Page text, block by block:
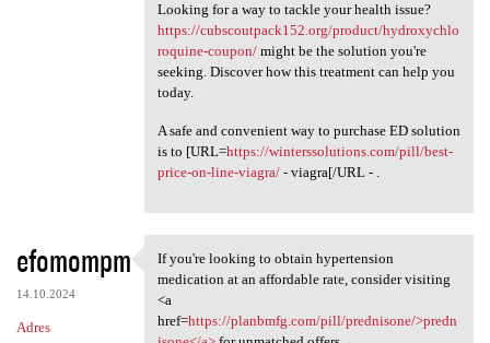
Looking for a way to tackle your health issue?
https://cubscoutpack152.org/product/hydroxychlo
roquine-coupon/might be the solution you're
seeking. Discover how this treatment can help you
today.
A safe and convenient way to purchase ED solution
is to [URL=https://winterssolutions.com/pill/best-
price-on-line-viagra/- viagra[/URL - .
efomompm
14.10.2024
Adres
If you're looking to obtain
If you're looking to obtain hypertension
medication at an affordable rate, consider visiting
<a
href=https://planbmfg.com/pill/prednisone/>predn